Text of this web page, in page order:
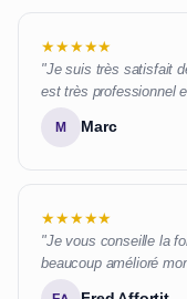
★★★★★
"Je suis très satisfait
est très professionnel
M Marc
★★★★★
"Je vous conseille la
beaucoup amélioré